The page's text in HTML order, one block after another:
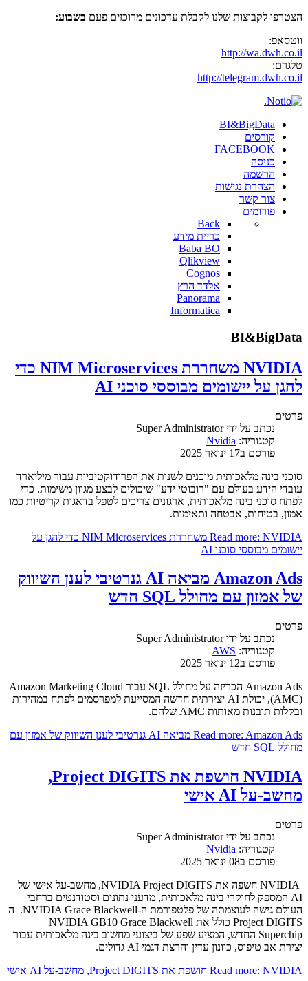
הצטרפו לקבוצות שלנו לקבלת עדכונים מרוכזים פעם בשבוע:
ווטסאפ:
http://wa.dwh.co.il
טלגרם:
http://telegram.dwh.co.il
BI&BigData
קורסים
FACEBOOK
כניסה
הרשמה
הצהרת נגישות
צור קשר
פורומים
Back
כריית מידע
Baba BO
Qlikview
Cognos
אלדד הרץ
Panorama
Informatica
BI&BigData
NVIDIA משחררת NIM Microservices כדי
להגן על יישומים מבוססי סוכני AI
פרטים
נכתב על ידיSuper Administrator
קטגוריה: Nvidia
פורסם ב17 ינואר 2025
סוכני בינה מלאכותית מוכנים לשנות את הפרודוקטיביות עבור מיליארד
עובדי הידע בעולם עם "רובוטי ידע" שיכולים לבצע מגוון משימות. כדי
לפתח סוכני בינה מלאכותית, ארגונים צריכים לטפל בדאגות קריטיות כמו
אמון, בטיחות, אבטחה ותאימות.
Read more: NVIDIA משחררת NIM Microservices כדי להגן על
יישומים מבוססי סוכני AI
Amazon Ads מביאה AI גנרטיבי לענן השיווק
של אמזון עם מחולל SQL חדש
פרטים
נכתב על ידיSuper Administrator
קטגוריה: AWS
פורסם ב12 ינואר 2025
Amazon Ads הכריזה על מחולל SQL עבור Amazon Marketing Cloud
(AMC), יכולת AI יצירתית חדשה המסייעת למפרסמים לפתח במהירות
ובקלות תובנות מאותות AMC שלהם.
Read more: Amazon Ads מביאה AI גנרטיבי לענן השיווק של אמזון עם
מחולל SQL חדש
NVIDIA חושפת את Project DIGITS,
מחשב-על AI אישי
פרטים
נכתב על ידיSuper Administrator
קטגוריה: Nvidia
פורסם ב08 ינואר 2025
NVIDIA חשפה את NVIDIA Project DIGITS, מחשב-על אישי של
AI המספק לחוקרי בינה מלאכותית, מדעני נתונים וסטודנטים ברחבי
העולם גישה לעוצמתה של פלטפורמת ה-NVIDIA Grace Blackwell. ה
Project DIGITS כולל את NVIDIA GB10 Grace Blackwell
Superchip החדש, המציע שפע של ביצועי מחשוב בינה מלאכותית עבור
יצירת אב טיפוס, כוונון עדין והרצת דגמי AI גדולים.
Read more: NVIDIA חושפת את Project DIGITS, מחשב-על AI אישי